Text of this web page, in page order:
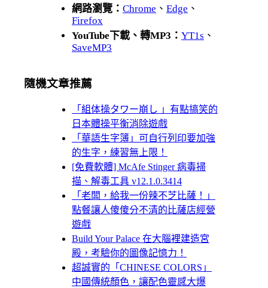
網路瀏覽： Chrome 、 Edge 、
Firefox
YouTube下載、轉MP3： YT1s 、
SaveMP3
隨機文章推薦
「組体操タワー崩し 」有點搞笑的
日本體操平衡消除遊戲
「華語生字簿」可自行列印要加強
的生字，練習無上限！
[免費軟體] McAfe Stinger 病毒掃
描、解毒工具 v12.1.0.3414
「老闆，給我一份辣不芝比薩！」
點餐讓人傻傻分不清的比薩店經營
遊戲
Build Your Palace 在大腦裡建造宮
殿，考驗你的圖像記憶力！
超誠實的「CHINESE COLORS」
中國傳統顏色，讓配色靈感大爆